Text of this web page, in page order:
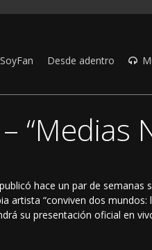
Desde adentro
“Medias
publicó hace un par de semanas
artista “conviven dos
su presentación oficial en